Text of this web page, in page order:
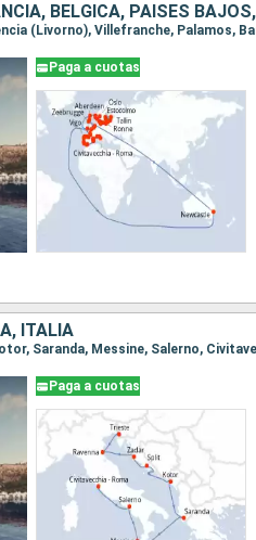
Paga a cuotas
ITALIA
Saranda, Messine, Salerno,
Paga a cuotas